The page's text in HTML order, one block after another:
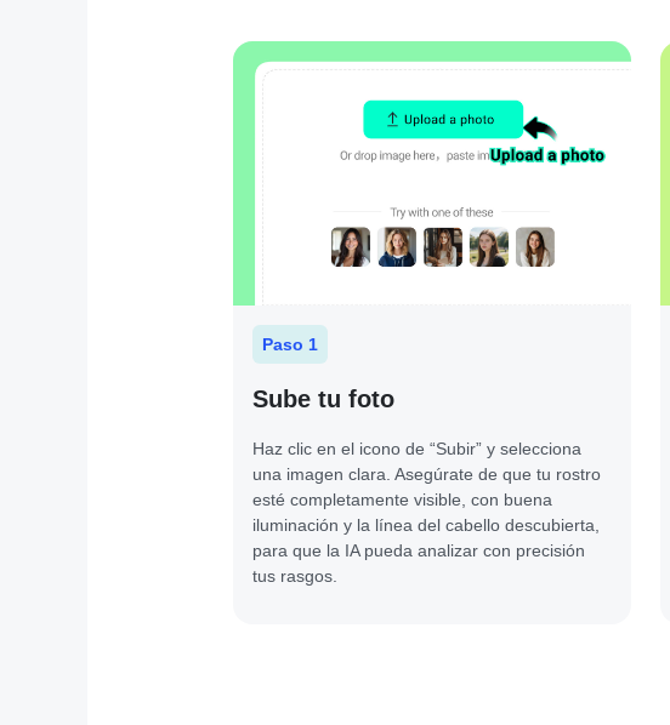
Paso 1
Sube tu foto
Haz clic en el icono de “Subir” y selecciona
una imagen clara. Asegúrate de que tu rostro
esté completamente visible, con buena
iluminación y la línea del cabello descubierta,
para que la IA pueda analizar con precisión
tus rasgos.